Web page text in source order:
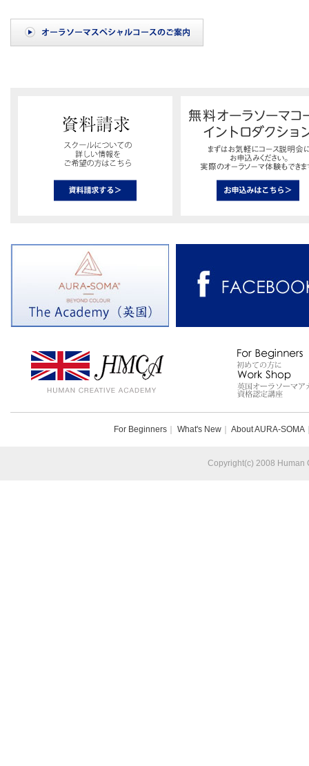
For Beginners What's New About AURA-SOMA
Copyright(c) 2008 Human